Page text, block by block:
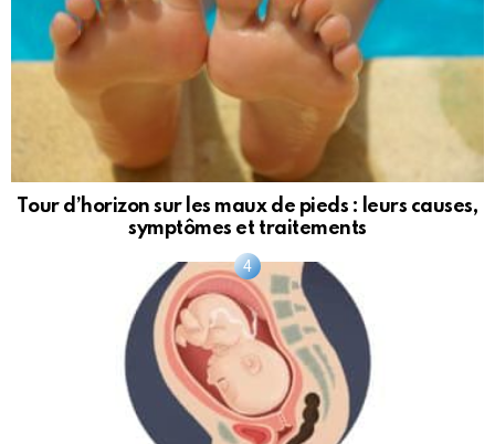
Tour d’horizon sur les maux de pieds : leurs causes,
symptômes et traitements